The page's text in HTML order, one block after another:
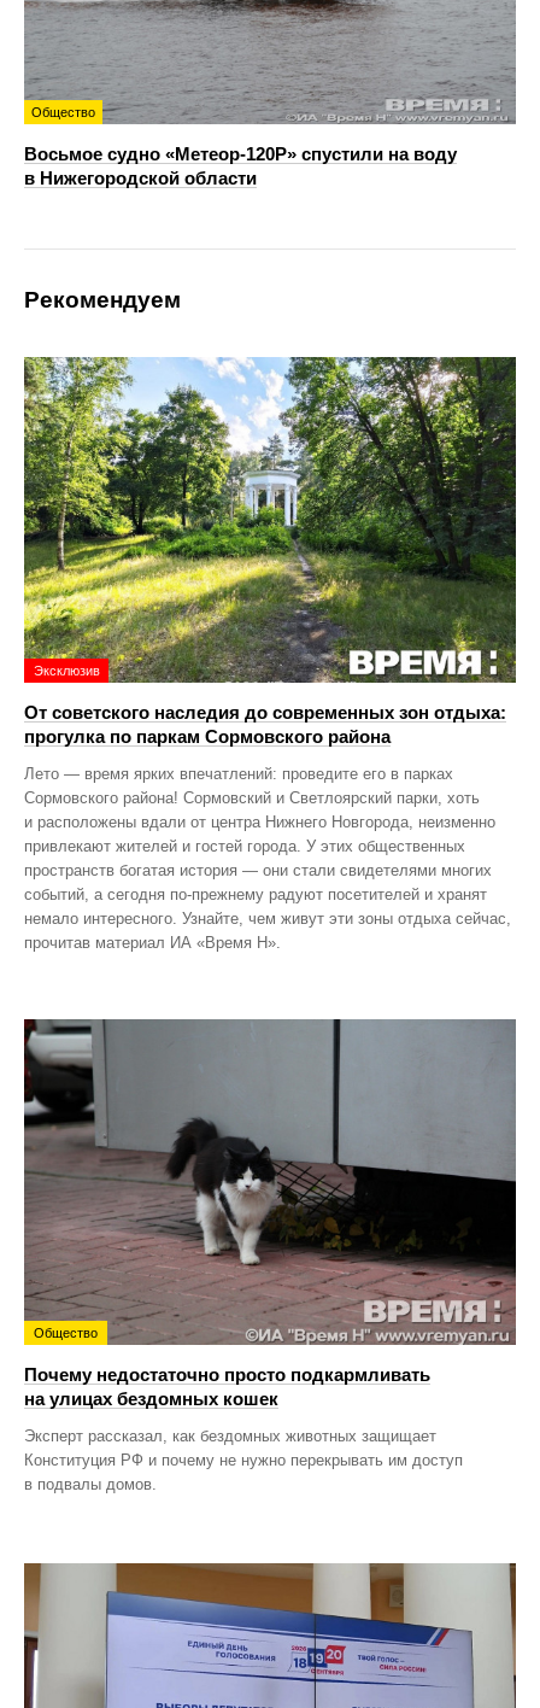
Общество
Восьмое судно «Метеор-120Р» спустили на воду
в Нижегородской области
Рекомендуем
Эксклюзив
От советского наследия до современных зон отдыха:
прогулка по паркам Сормовского района
Лето — время ярких впечатлений: проведите его в парках
Сормовского района! Сормовский и Светлоярский парки, хоть
и расположены вдали от центра Нижнего Новгорода, неизменно
привлекают жителей и гостей города. У этих общественных
пространств богатая история — они стали свидетелями многих
событий, а сегодня по‑прежнему радуют посетителей и хранят
немало интересного. Узнайте, чем живут эти зоны отдыха сейчас,
прочитав материал ИА «Время Н».
Общество
Почему недостаточно просто подкармливать
на улицах бездомных кошек
Эксперт рассказал, как бездомных животных защищает
Конституция РФ и почему не нужно перекрывать им доступ
в подвалы домов.